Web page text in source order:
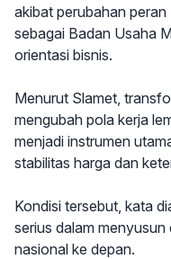
akibat perubahan
sebagai Badan Usaha
orientasi bisnis.
Menurut Slamet,
mengubah pola kerja
menjadi instrumen
stabilitas harga dan
Kondisi tersebut, kata
serius dalam
nasional ke depan.